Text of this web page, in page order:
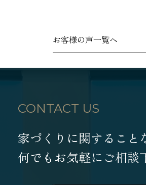
お客様の声一覧へ
CONTACT US
家づくりに関すること
何でもお気軽にご相談